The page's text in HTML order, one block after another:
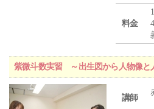
料金
紫微斗数実習 ～出生図から人物像と
講師